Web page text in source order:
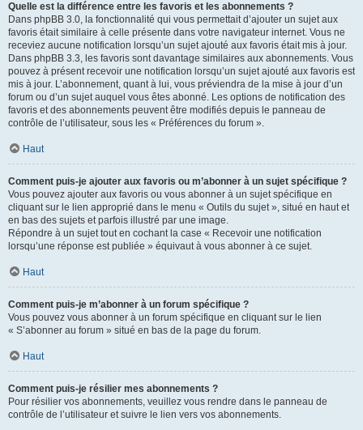
Quelle est la différence entre les favoris et les abonnements ?
Dans phpBB 3.0, la fonctionnalité qui vous permettait d’ajouter un sujet aux
favoris était similaire à celle présente dans votre navigateur internet. Vous ne
receviez aucune notification lorsqu’un sujet ajouté aux favoris était mis à jour.
Dans phpBB 3.3, les favoris sont davantage similaires aux abonnements. Vous
pouvez à présent recevoir une notification lorsqu’un sujet ajouté aux favoris est
mis à jour. L’abonnement, quant à lui, vous préviendra de la mise à jour d’un
forum ou d’un sujet auquel vous êtes abonné. Les options de notification des
favoris et des abonnements peuvent être modifiés depuis le panneau de
contrôle de l’utilisateur, sous les « Préférences du forum ».
Haut
Comment puis-je ajouter aux favoris ou m’abonner à un sujet spécifique ?
Vous pouvez ajouter aux favoris ou vous abonner à un sujet spécifique en
cliquant sur le lien approprié dans le menu « Outils du sujet », situé en haut et
en bas des sujets et parfois illustré par une image.
Répondre à un sujet tout en cochant la case « Recevoir une notification
lorsqu’une réponse est publiée » équivaut à vous abonner à ce sujet.
Haut
Comment puis-je m’abonner à un forum spécifique ?
Vous pouvez vous abonner à un forum spécifique en cliquant sur le lien
« S’abonner au forum » situé en bas de la page du forum.
Haut
Comment puis-je résilier mes abonnements ?
Pour résilier vos abonnements, veuillez vous rendre dans le panneau de
contrôle de l’utilisateur et suivre le lien vers vos abonnements.